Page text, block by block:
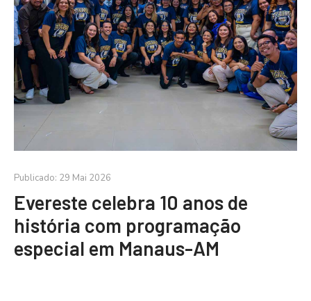
Publicado: 29 Mai 2026
Evereste celebra 10 anos de
história com programação
especial em Manaus-AM